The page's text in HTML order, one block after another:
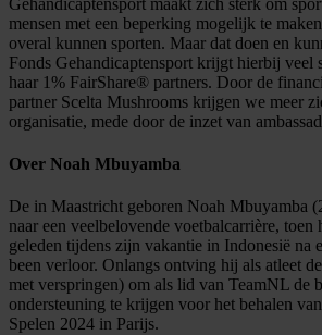
mensen met een beperking mogelijk te
overal kunnen sporten. Maar dat doen en
Fonds Gehandicaptensport krijgt hierbij veel
haar 1% FairShare® partners. Door de
partner Scelta Mushrooms krijgen we meer
organisatie, mede door de inzet van
Over Noah Mbuyamba
De in Maastricht geboren Noah Mbuyamba
naar een veelbelovende voetbalcarrière, toen
geleden tijdens zijn vakantie in Indonesië na
been verloor. Onlangs ontving hij als atleet
met verspringen) om als lid van TeamNL de
ondersteuning te krijgen voor het behalen
Spelen 2024 in Parijs.